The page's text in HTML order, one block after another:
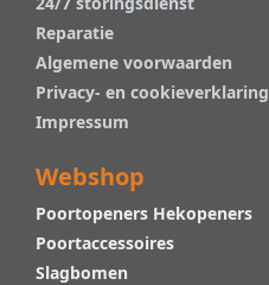
Reparatie
Algemene voorwaarden
Privacy- en cookieverklaring
Impressum
Webshop
Poortopeners Hekopeners
Poortaccessoires
Slagbomen